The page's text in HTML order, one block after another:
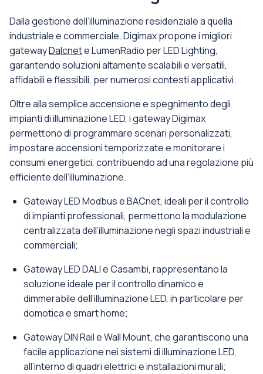
Dalla gestione dell’illuminazione residenziale a quella
industriale e commerciale, Digimax propone i migliori
gatewayDalcnete LumenRadio per LED Lighting,
garantendo soluzioni altamente scalabili e versatili,
affidabili e flessibili, per numerosi contesti applicativi.
Oltre alla semplice accensione e spegnimento degli
impianti di illuminazione LED, i gateway Digimax
permettono di programmare scenari personalizzati,
impostare accensioni temporizzate e monitorare i
consumi energetici, contribuendo ad una regolazione più
efficiente dell’illuminazione.
Gateway LED Modbus e BACnet, ideali per il controllo
di impianti professionali, permettono la modulazione
centralizzata dell’illuminazione negli spazi industriali e
commerciali;
Gateway LED DALI e Casambi, rappresentano la
soluzione ideale per il controllo dinamico e
dimmerabile dell’illuminazione LED, in particolare per
domotica e smart home;
Gateway DIN Rail e Wall Mount, che garantiscono una
facile applicazione nei sistemi di illuminazione LED,
all’interno di quadri elettrici e installazioni murali;